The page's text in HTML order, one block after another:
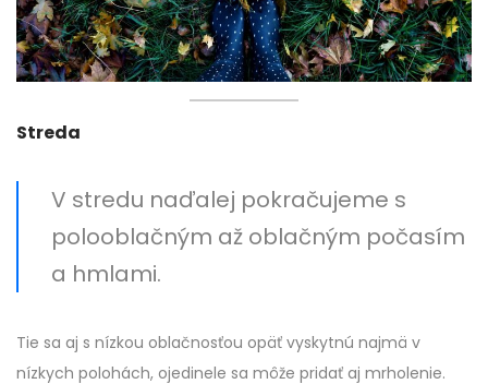
Streda
V stredu naďalej pokračujeme s
polooblačným až oblačným počasím
a hmlami.
Tie sa aj s nízkou oblačnosťou opäť vyskytnú najmä v
nízkych polohách, ojedinele sa môže pridať aj mrholenie.